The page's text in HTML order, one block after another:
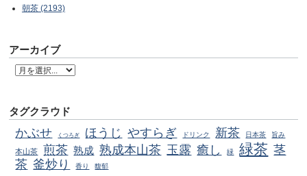
朝茶 (2193)
アーカイブ
タグクラウド
かぶせ くつろぎ ほうじ やすらぎ ドリンク 新茶 日本茶 旨み
本山茶 煎茶 熟成 熟成本山茶 玉露 癒し 緑 緑茶 茎
茶 釜炒り 香り 馥郁